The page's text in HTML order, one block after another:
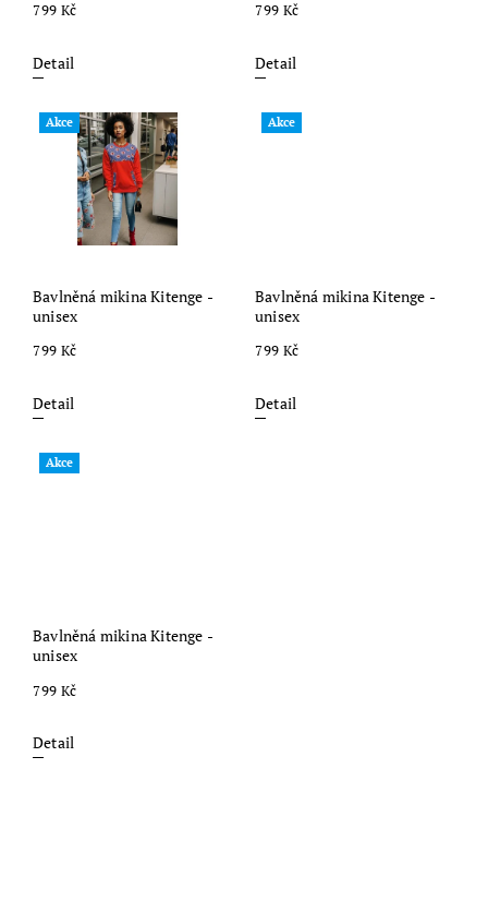
799 Kč
Detail
799 Kč
Detail
Akce
Bavlněná mikina Kitenge -
unisex
799 Kč
Detail
Akce
Bavlněná mikina Kitenge -
unisex
799 Kč
Detail
Akce
Bavlněná mikina Kitenge -
unisex
799 Kč
Detail